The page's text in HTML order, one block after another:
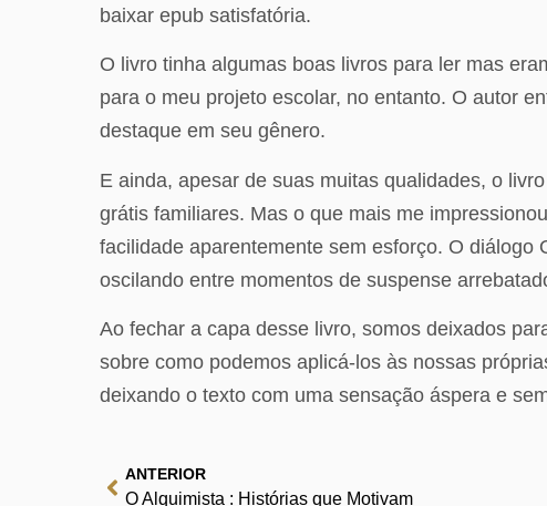
baixar epub satisfatória.
O livro tinha algumas boas livros para ler mas
para o meu projeto escolar, no entanto. O autor
destaque em seu gênero.
E ainda, apesar de suas muitas qualidades, o
grátis familiares. Mas o que mais me
facilidade aparentemente sem esforço. O diálogo
oscilando entre momentos de suspense
Ao fechar a capa desse livro, somos deixados
sobre como podemos aplicá-los às nossas
deixando o texto com uma sensação áspera e
ANTERIOR
O Alquimista : Histórias que Motivam